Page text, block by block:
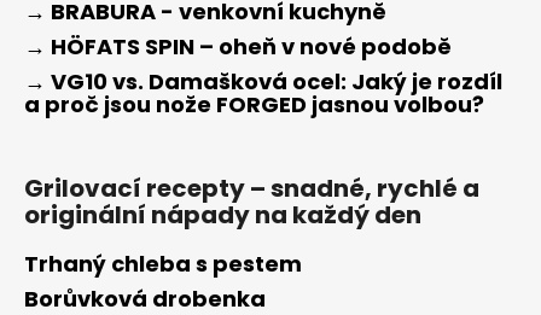
→ BRABURA - venkovní kuchyně
→ HÖFATS SPIN – oheň v nové podobě
→ VG10 vs. Damašková ocel: Jaký je rozdíl
a proč jsou nože FORGED jasnou volbou?
Grilovací recepty – snadné, rychlé a
originální nápady na každý den
Trhaný chleba s pestem
Borůvková drobenka